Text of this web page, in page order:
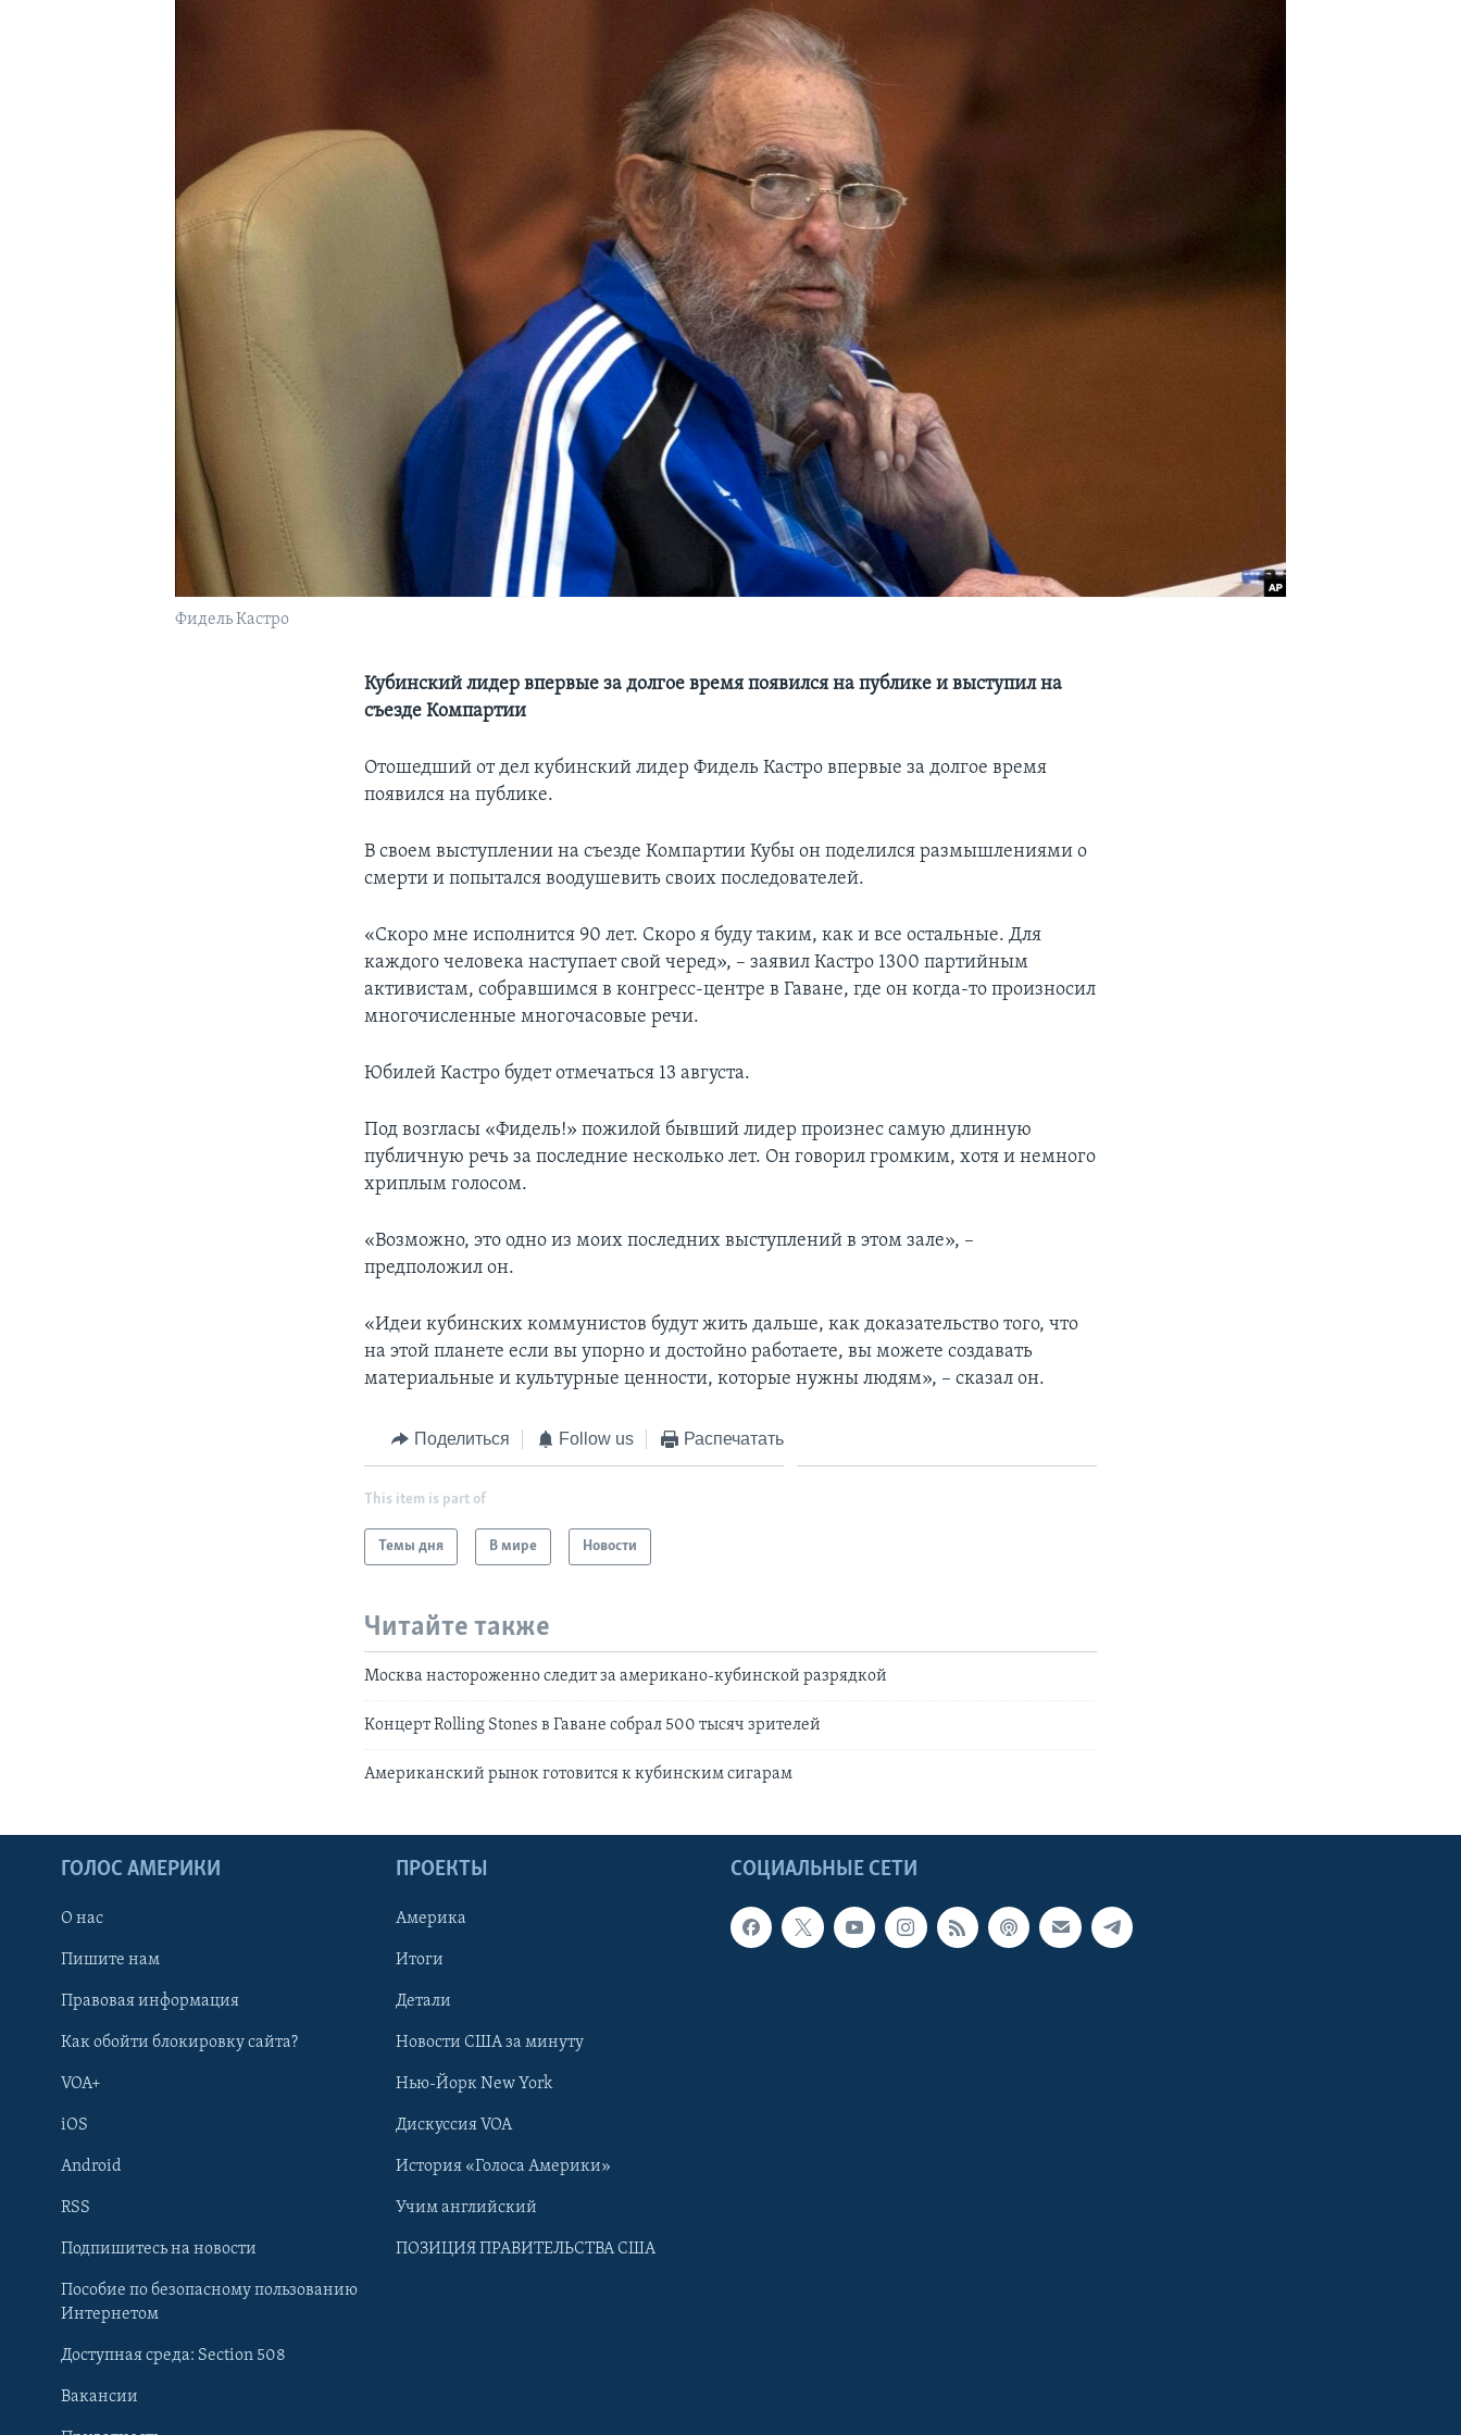
Learning English
Фидель Кастро
Кубинский лидер впервые за долгое время появился на публике и выступил на
съезде Компартии
Отошедший от дел кубинский лидер Фидель Кастро впервые за долгое время
появился на публике.
В своем выступлении на съезде Компартии Кубы он поделился размышлениями о
смерти и попытался воодушевить своих последователей.
«Скоро мне исполнится 90 лет. Скоро я буду таким, как и все остальные. Для
каждого человека наступает свой черед», – заявил Кастро 1300 партийным
активистам, собравшимся в конгресс-центре в Гаване, где он когда-то произносил
многочисленные многочасовые речи.
Юбилей Кастро будет отмечаться 13 августа.
Под возгласы «Фидель!» пожилой бывший лидер произнес самую длинную
публичную речь за последние несколько лет. Он говорил громким, хотя и немного
хриплым голосом.
«Возможно, это одно из моих последних выступлений в этом зале», –
предположил он.
«Идеи кубинских коммунистов будут жить дальше, как доказательство того, что
на этой планете если вы упорно и достойно работаете, вы можете создавать
материальные и культурные ценности, которые нужны людям», – сказал он.
Поделиться Follow us Распечатать
This item is part of
Темы дня В мире Новости
Читайте также
Москва настороженно следит за американо-кубинской разрядкой
Концерт Rolling Stones в Гаване собрал 500 тысяч зрителей
Американский рынок готовится к кубинским сигарам
СОЦИАЛЬНЫЕ СЕТИ
ГОЛОС АМЕРИКИ
О нас
Пишите нам
Правовая информация
Как обойти блокировку сайта?
VOA+
iOS
Android
RSS
Подпишитесь на новости
Пособие по безопасному пользованию
Интернетом
Доступная среда: Section 508
Вакансии
ПРОЕКТЫ
Америка
Итоги
Детали
Новости США за минуту
Нью-Йорк New York
Дискуссия VOA
История «Голоса Америки»
Учим английский
ПОЗИЦИЯ ПРАВИТЕЛЬСТВА США